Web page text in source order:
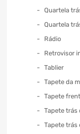
Quartela
Quartela
Rádio
Retrovisor
Tablier
Tapete da
Tapete
Tapete trás
Tapete trás